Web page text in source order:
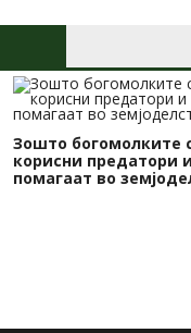
Зошто богомолките
корисни предатори
помагаат во